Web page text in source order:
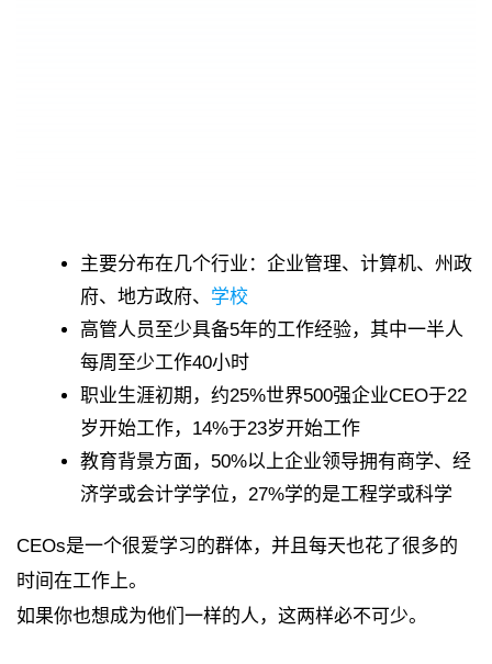
主要分布在几个行业：企业管理、计算机、州政
府、地方政府、 学校
高管人员至少具备5年的工作经验，其中一半人
每周至少工作40小时
职业生涯初期，约25%世界500强企业CEO于22
岁开始工作，14%于23岁开始工作
教育背景方面，50%以上企业领导拥有商学、经
济学或会计学学位，27%学的是工程学或科学
CEOs是一个很爱学习的群体，并且每天也花了很多的
时间在工作上。
如果你也想成为他们一样的人，这两样必不可少。